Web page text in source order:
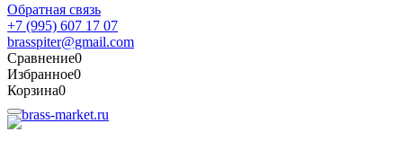
Обратная связь
+7 (995) 607 17 07
brasspiter@gmail.com
Сравнение0
Избранное0
Корзина0